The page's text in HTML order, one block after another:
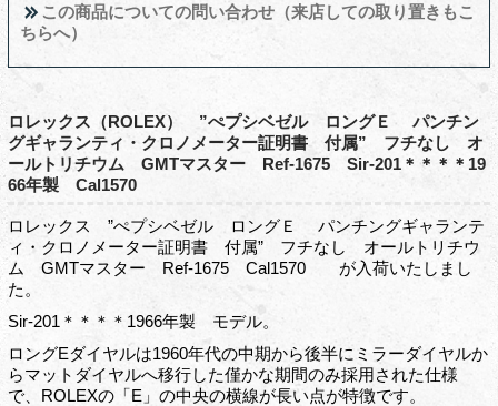
この商品についての問い合わせ（来店しての取り置きもこ
ちらへ）
ロレックス（ROLEX） ”ぺプシベゼル ロングＥ パンチン
グギャランティ・クロノメーター証明書 付属” フチなし オ
ールトリチウム GMTマスター Ref-1675 Sir-201＊＊＊＊19
66年製 Cal1570
ロレックス ”ぺプシベゼル ロングＥ パンチングギャランテ
ィ・クロノメーター証明書 付属” フチなし オールトリチウ
ム GMTマスター Ref-1675 Cal1570 が入荷いたしまし
た。
Sir-201＊＊＊＊1966年製 モデル。
ロングEダイヤルは1960年代の中期から後半にミラーダイヤルか
らマットダイヤルへ移行した僅かな期間のみ採用された仕様
で、ROLEXの「E」の中央の横線が長い点が特徴です。